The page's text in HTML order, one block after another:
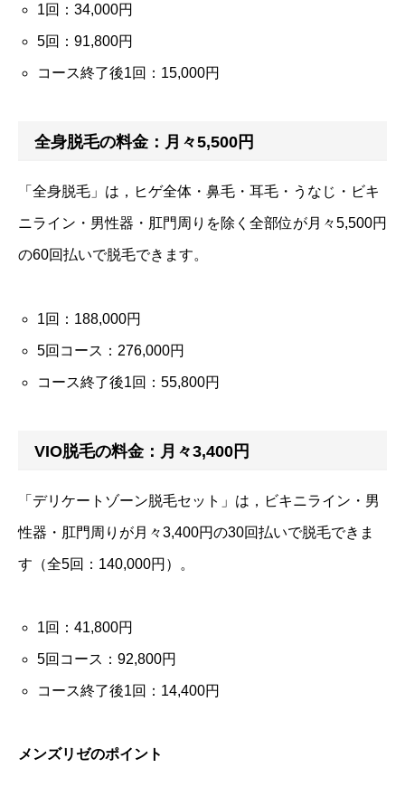
1回：34,000円
5回：91,800円
コース終了後1回：15,000円
全身脱毛の料金：月々5,500円
「全身脱毛」は，ヒゲ全体・鼻毛・耳毛・うなじ・ビキ
ニライン・男性器・肛門周りを除く全部位が月々5,500円
の60回払いで脱毛できます。
1回：188,000円
5回コース：276,000円
コース終了後1回：55,800円
VIO脱毛の料金：月々3,400円
「デリケートゾーン脱毛セット」は，ビキニライン・男
性器・肛門周りが月々3,400円の30回払いで脱毛できま
す（全5回：140,000円）。
1回：41,800円
5回コース：92,800円
コース終了後1回：14,400円
メンズリゼのポイント